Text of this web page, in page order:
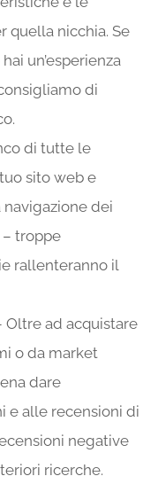
quella nicchia. Se
hai un’esperienza
di
di tutte le
sito web e
dei
– troppe
rallenteranno il
Oltre ad acquistare
o da market
dare
e alle recensioni di
negative
ricerche.